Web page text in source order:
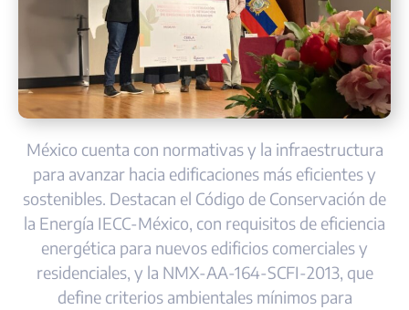
México cuenta con normativas y la infraestructura
para avanzar hacia edificaciones más eficientes y
sostenibles. Destacan el Código de Conservación de
la Energía IECC-México, con requisitos de eficiencia
energética para nuevos edificios comerciales y
residenciales, y la NMX-AA-164-SCFI-2013, que
define criterios ambientales mínimos para